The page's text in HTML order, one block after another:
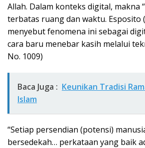
Allah. Dalam konteks digital, makna
terbatas ruang dan waktu. Esposito
menyebut fenomena ini sebagai
cara baru menebar kasih melalui
No. 1009)
Baca Juga : Keunikan Tradisi
Islam
“Setiap persendian (potensi)
bersedekah… perkataan yang baik